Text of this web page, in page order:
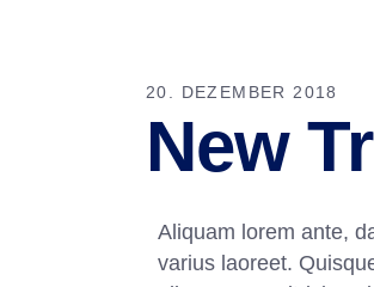
20. DEZEMBER 2018
New
Aliquam lorem ante,
varius laoreet.